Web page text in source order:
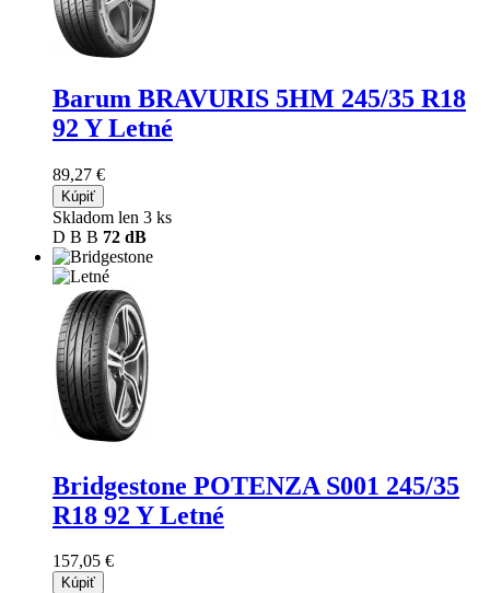
Barum BRAVURIS 5HM 245/35 R18
92 Y Letné
89,27 €
Kúpiť
Skladom len 3 ks
D B B 72 dB
Bridgestone POTENZA S001 245/35
R18 92 Y Letné
157,05 €
Kúpiť